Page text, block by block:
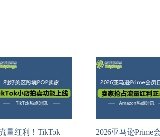
量红利！TikTok
2026亚马逊Prime